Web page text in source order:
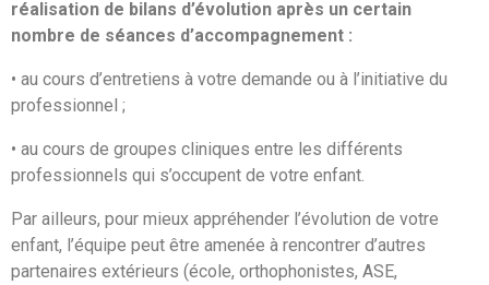
réalisation de bilans d’évolution après un certain
nombre de séances d’accompagnement :
• au cours d’entretiens à votre demande ou à l’initiative du
professionnel ;
• au cours de groupes cliniques entre les différents
professionnels qui s’occupent de votre enfant.
Par ailleurs, pour mieux appréhender l’évolution de votre
enfant, l’équipe peut être amenée à rencontrer d’autres
partenaires extérieurs (école, orthophonistes, ASE,